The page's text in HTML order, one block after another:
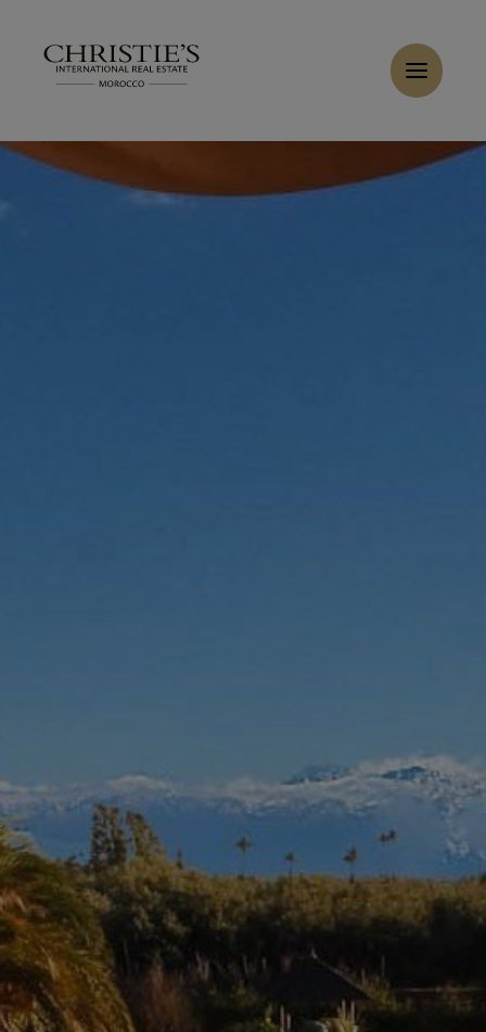
Louer Villa 12 pièces 1000 m² Marrakech